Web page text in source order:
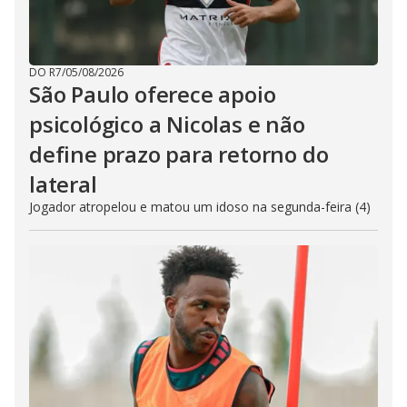
DO R7/05/08/2026
São Paulo oferece apoio
psicológico a Nicolas e não
define prazo para retorno do
lateral
Jogador atropelou e matou um idoso na segunda-feira (4)